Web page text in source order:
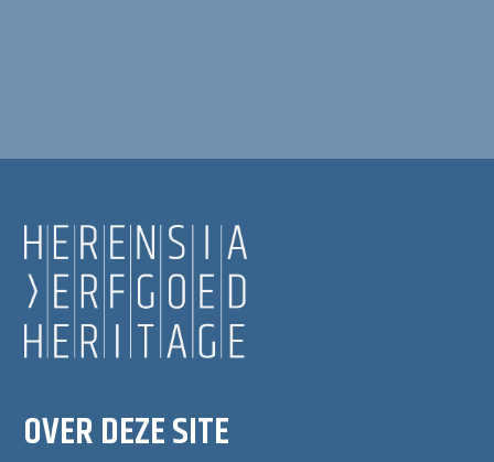
OVER DEZE SITE